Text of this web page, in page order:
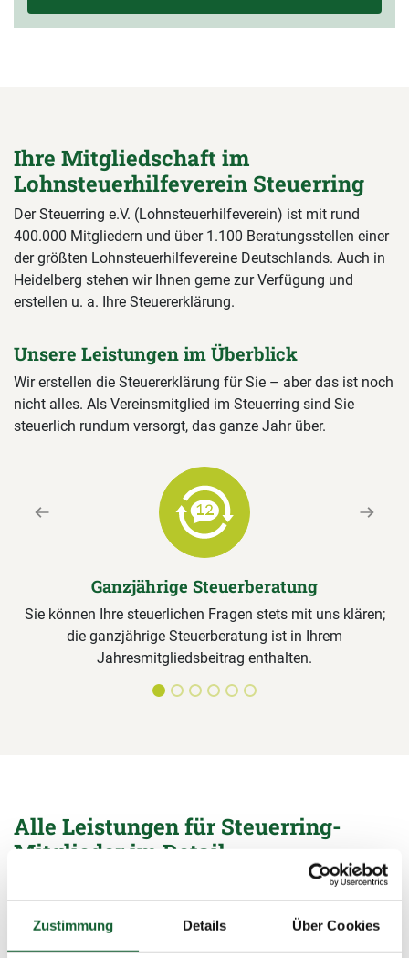
Zustimmung Details Über Cookies
Ihre Mitgliedschaft im
Lohnsteuerhilfeverein Steuerring
Der Steuerring e.V. (Lohnsteuerhilfeverein) ist mit rund
400.000 Mitgliedern und über 1.100 Beratungsstellen einer
der größten Lohnsteuerhilfevereine Deutschlands. Auch in
Heidelberg stehen wir Ihnen gerne zur Verfügung und
erstellen u. a. Ihre Steuererklärung.
Unsere Leistungen im Überblick
Wir erstellen die Steuererklärung für Sie – aber das ist noch
nicht alles. Als Vereinsmitglied im Steuerring sind Sie
steuerlich rundum versorgt, das ganze Jahr über.
Ganzjährige Steuerberatung
Sie können Ihre steuerlichen Fragen stets mit uns klären;
die ganzjährige Steuerberatung ist in Ihrem
Jahresmitgliedsbeitrag enthalten.
Previous Next
Alle Leistungen für Steuerring-
Mitglieder im Detail
Steuerermäßigungen beantragen, Bescheide prüfen – wir
übernehmen alle Arbeiten rund um die Steuererklärung und
sichern damit Ihre Steuervorteile.